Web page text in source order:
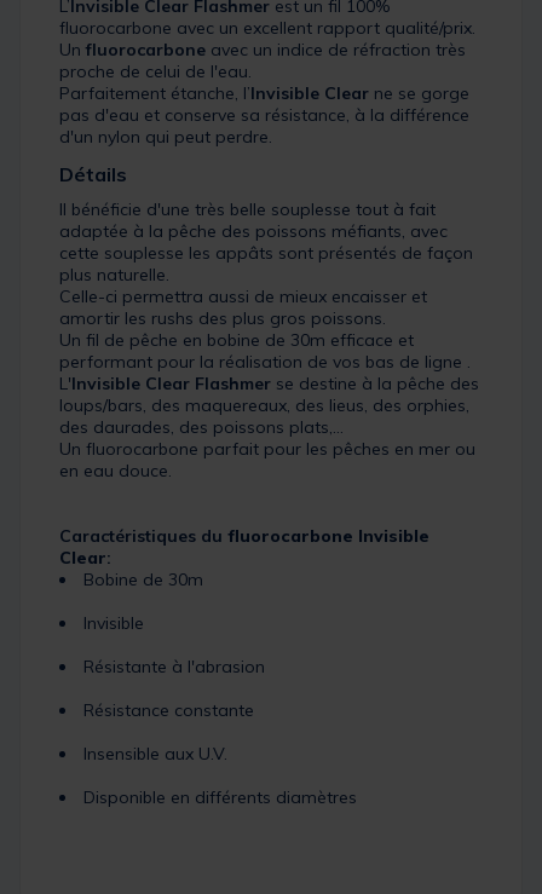
L’ Invisible Clear Flashmer est un fil 100%
fluorocarbone avec un excellent rapport qualité/prix.
Un fluorocarbone avec un indice de réfraction très
proche de celui de l'eau.
Parfaitement étanche, l’Invisible Clear ne se gorge
pas d'eau et conserve sa résistance, à la différence
d'un nylon qui peut perdre.
Détails
Il bénéficie d'une très belle souplesse tout à fait
adaptée à la pêche des poissons méfiants, avec
cette souplesse les appâts sont présentés de façon
plus naturelle.
Celle-ci permettra aussi de mieux encaisser et
amortir les rushs des plus gros poissons.
Un fil de pêche en bobine de 30m efficace et
performant pour la réalisation de vos bas de ligne .
L'Invisible Clear Flashmer se destine à la pêche des
loups/bars, des maquereaux, des lieus, des orphies,
des daurades, des poissons plats,…
Un fluorocarbone parfait pour les pêches en mer ou
en eau douce.
Caractéristiques du fluorocarbone Invisible
Clear:
Bobine de 30m
Invisible
Résistante à l'abrasion
Résistance constante
Insensible aux U.V.
Disponible en différents diamètres